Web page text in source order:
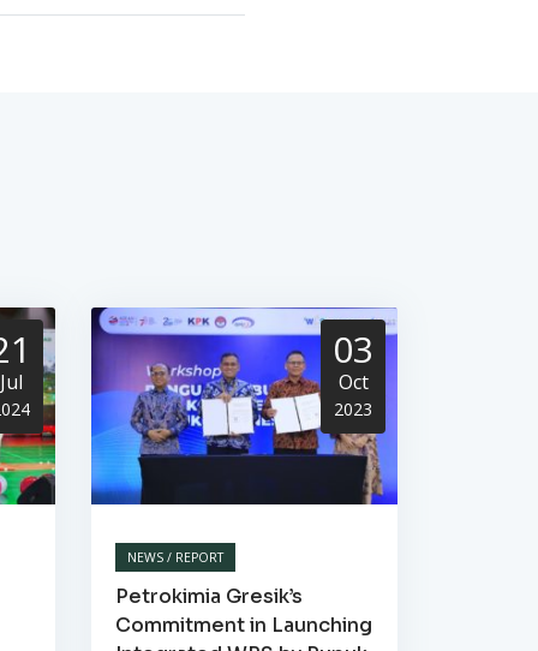
Jul
03
Oct
2023
NEWS / REPORT
Petrokimia Gresik’s
Commitment in Launching